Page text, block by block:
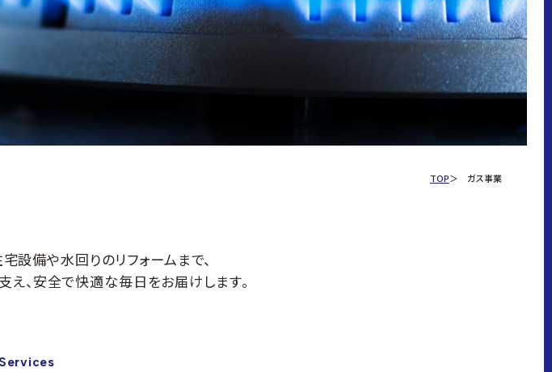
TOP ガス事業
設備や水回りのリフォームまで、
、安全で快適な毎日をお届けします。